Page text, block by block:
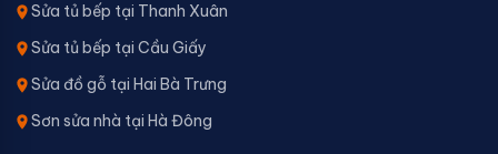
Sửa tủ bếp tại Thanh Xuân
Sửa tủ bếp tại Cầu Giấy
Sửa đồ gỗ tại Hai Bà Trưng
Sơn sửa nhà tại Hà Đông